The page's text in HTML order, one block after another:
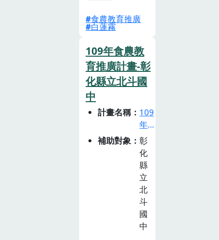
活動!共識、共
學、共創，所謂
具有創意的食農
教材與 教學，
不僅僅是產出教
材，更希望讓參
與這個食農教育
活動中的孩 子
們，可以從我們
珍惜食物、製
作、創造，動手
作 出屬於自己
的在地食農文創
商品，共創綠色
文創食農教育活
動，讓 孩子們
食農教育推廣
白蓮霧
109年食農教
育推廣計畫-彰
化縣立北斗國
中
計畫名稱
109
年
食
農
教
育
推
廣
計
畫
補助對象
彰
化
縣
立
北
斗
國
中